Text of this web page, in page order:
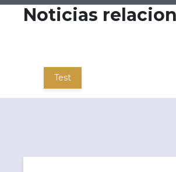
Noticias
Test